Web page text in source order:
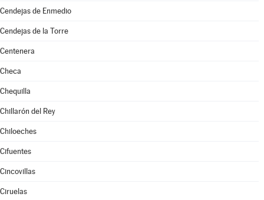
Cendejas de Enmedio
Cendejas de la Torre
Centenera
Checa
Chequilla
Chillarón del Rey
Chiloeches
Cifuentes
Cincovillas
Ciruelas